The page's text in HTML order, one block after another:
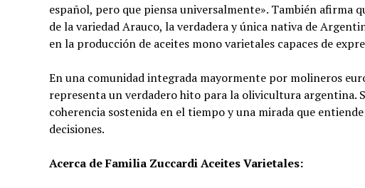
español, pero que piensa universalmente». También afirma
de la variedad Arauco, la verdadera y única nativa de
en la producción de aceites mono varietales capaces de
En una comunidad integrada mayormente por molineros
representa un verdadero hito para la olivicultura argentina.
coherencia sostenida en el tiempo y una mirada que
decisiones.
Acerca de Familia Zuccardi Aceites Varietales: